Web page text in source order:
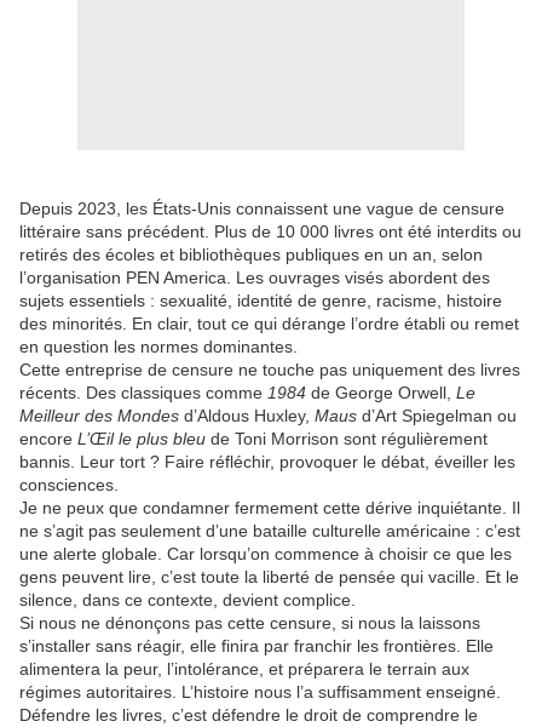
Depuis 2023, les États-Unis connaissent une vague de censure
littéraire sans précédent. Plus de 10 000 livres ont été interdits ou
retirés des écoles et bibliothèques publiques en un an, selon
l’organisation PEN America. Les ouvrages visés abordent des
sujets essentiels : sexualité, identité de genre, racisme, histoire
des minorités. En clair, tout ce qui dérange l’ordre établi ou remet
en question les normes dominantes.
Cette entreprise de censure ne touche pas uniquement des livres
récents. Des classiques comme 1984 de George Orwell, Le
Meilleur des Mondes d’Aldous Huxley, Maus d’Art Spiegelman ou
encore L’Œil le plus bleu de Toni Morrison sont régulièrement
bannis. Leur tort ? Faire réfléchir, provoquer le débat, éveiller les
consciences.
Je ne peux que condamner fermement cette dérive inquiétante. Il
ne s’agit pas seulement d’une bataille culturelle américaine : c’est
une alerte globale. Car lorsqu’on commence à choisir ce que les
gens peuvent lire, c’est toute la liberté de pensée qui vacille. Et le
silence, dans ce contexte, devient complice.
Si nous ne dénonçons pas cette censure, si nous la laissons
s’installer sans réagir, elle finira par franchir les frontières. Elle
alimentera la peur, l’intolérance, et préparera le terrain aux
régimes autoritaires. L’histoire nous l’a suffisamment enseigné.
Défendre les livres, c’est défendre le droit de comprendre le